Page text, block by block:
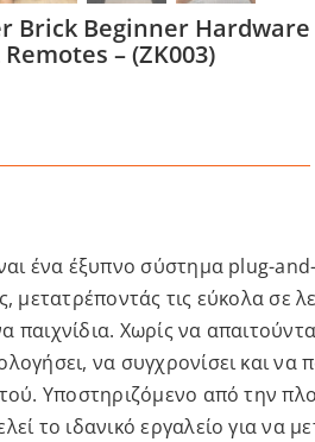
Brick Beginner Hardware
– (ZK003)
ένα έξυπνο σύστημα plug-
μετατρέποντάς τις εύκολα σε
παιχνίδια. Χωρίς να
να συγχρονίσει και
Υποστηριζόμενο από την
το ιδανικό εργαλείο για να